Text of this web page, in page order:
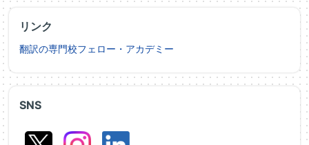
SNS
リンク
翻訳の専門校フェロー・アカデミー